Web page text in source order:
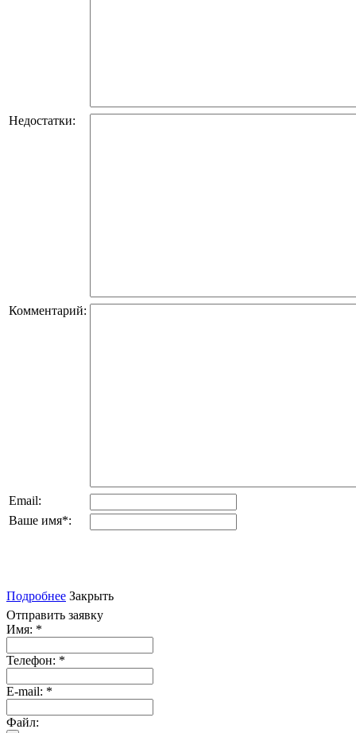
Недостатки:
Комментарий:
Email:
Ваше имя*:
Подробнее Закрыть
Отправить заявку
Имя: *
Телефон: *
E-mail: *
Файл: